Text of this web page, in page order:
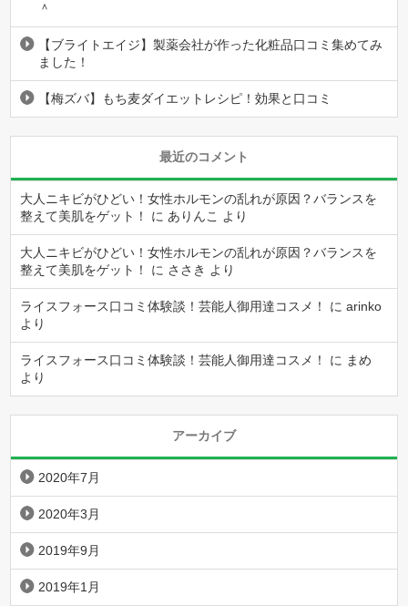
＾
【ブライトエイジ】製薬会社が作った化粧品口コミ集めてみ
ました！
【梅ズバ】もち麦ダイエットレシピ！効果と口コミ
最近のコメント
大人ニキビがひどい！女性ホルモンの乱れが原因？バランスを
整えて美肌をゲット！
に ありんこ より
大人ニキビがひどい！女性ホルモンの乱れが原因？バランスを
整えて美肌をゲット！
に ささき より
ライスフォース口コミ体験談！芸能人御用達コスメ！ にarinko
より
ライスフォース口コミ体験談！芸能人御用達コスメ！ に まめ
より
アーカイブ
2020年7月
2020年3月
2019年9月
2019年1月